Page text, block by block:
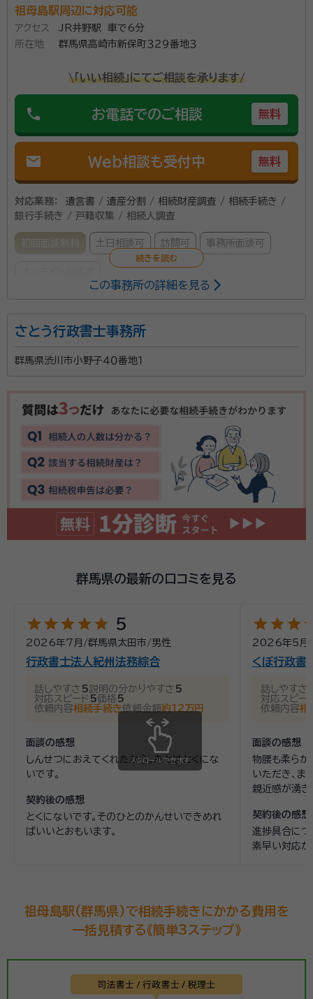
事務所では取り扱えない業務（不動産名義書き換え登記
税理士等に引継または紹介ができますので、まずは一度
ご相談ください。 なお、すでに相続人間に紛議が発生し
ている案件については、行政書士が手続きをすることが
資格等： 行政書士, 宅地建物取引士・AFP
群馬県行政書士会
祖母島駅周辺に対応可能
アクセス
JR井野駅 車で6分
所在地
群馬県高崎市新保町３２９番地３
\「いい相続」にてご相談を承ります/
phone お電話でのご相談 無料
mail Web相談も受付中 無料
対応業務：
遺言書 / 遺産分割 / 相続財産調査 / 相続手続き /
銀行手続き / 戸籍収集 / 相続人調査
初回面談無料 土日相談可 訪問可 事務所面談可
鈴木 康介（すずき こうすけ）
るなしによって進め方が異なります。また決められた時
間の中で、相続人全員と合意しなくてはなりません。そ
こには遺産分割の手続きや書類作成が必要となります。
先立っての相続人関係や財産の調査も必要となります。
財産調査および相続人調査、また遺産分割協議書の作
資格等：行政書士
この事務所の詳細を見る
さとう行政書士事務所
群馬県渋川市小野子４０番地１
群馬県の最新の口コミを見る
starstarstarstarstar 5
2026年7月 /群馬県太田市/男性
行政書士法人紀州法務綜合
話しやすさ 5説明の分かりやすさ 5
対応スピード 5価格 5
依頼内容相続手続き依頼金額約12万円
面談の感想
しんせつにおえてくれたから。あとはとくにな
いです。
契約後の感想
とくにないです。そのひとのかんせいできめれ
ばいいとおもいます。
starstarstar
2026年5月
くぼ行政書
話しやすさ
対応スピー
依頼内容相
面談の感想
物腰も柔らか
いただき、ま
親近感が湧き
契約後の感想
進捗具合に
素早い対応が
スクロールできます
祖母島駅(群馬県)で相続手続きにかかる費用を
一括見積する《簡単3ステップ》